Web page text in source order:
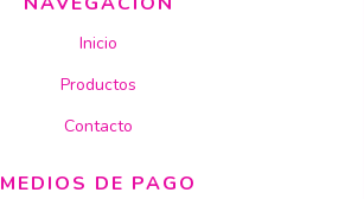
Inicio
Productos
Contacto
MEDIOS DE PAGO